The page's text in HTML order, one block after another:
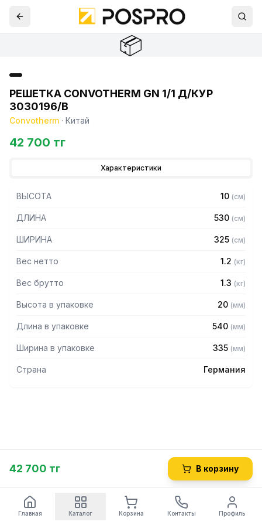
📦
РЕШЕТКА CONVOTHERM GN 1/1 Д/КУР
3030196/В
Convotherm · Китай
42 700 тг
Характеристики
ВЫСОТА 10 (см)
ДЛИНА 530 (см)
ШИРИНА 325 (см)
Вес нетто 1.2 (кг)
Вес брутто 1.3 (кг)
Высота в упаковке 20 (мм)
Длина в упаковке 540 (мм)
Ширина в упаковке 335 (мм)
Страна Германия
42 700 тг В корзину
Главная Каталог Корзина Контакты Профиль